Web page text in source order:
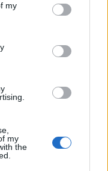
one or more Google
including but
You may click to
third-party tags to
my
my
the